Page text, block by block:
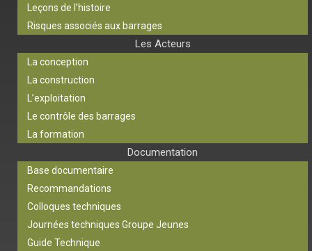
Leçons de l’histoire
Risques associés aux barrages
Les Acteurs
La conception
La construction
L’exploitation
Le contrôle des barrages
La formation
Documentation
Base documentaire
Recommandations
Colloques techniques
Journées techniques Groupe Jeunes
Guide Technique